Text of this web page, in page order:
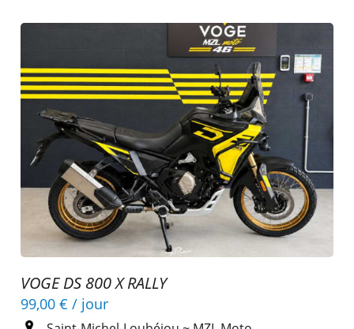
VOGE DS 800 X RALLY
99,00 € / jour